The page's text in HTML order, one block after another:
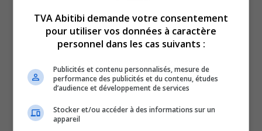
À Val-d’Or, la boutique location de costumes Vincent
dernières années.
La boutique de Mélanie Vincent est ouverte quelques
semaines pour la période d’Halloween.
Elle souhaite transmettre sa passion pour cette fête au
TVA Abitibi demande votre consentement
pour utiliser vos données à caractère
personnel dans les cas suivants :
Publicités et contenu personnalisés, mesure de
performance des publicités et du contenu, études
d’audience et développement de services
Stocker et/ou accéder à des informations sur un
appareil